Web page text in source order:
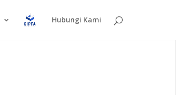
Hubungi Kami